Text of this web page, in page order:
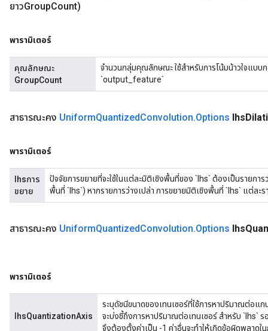
ยาวGroupCount)
พารามิเตอร์
คุณลักษณะ
GroupCount
จำนวนกลุ่มคุณลักษณะ ใช้สำหรับการโน้มน้าวใจแบ
`output_feature`
สาธารณะคง UniformQuantizedConvolution.Options lhs
พารามิเตอร์
lhsการ
ขยาย
ปัจจัยการขยายที่จะใช้ในแต่ละมิติเชิงพื้นที่ของ `lhs` ต้องเป็นรายกา
พื้นที่ `lhs`) หากรายการว่างเปล่า การขยายมิติเชิงพื้นที่ `lhs` แต่ละร
สาธารณะคง UniformQuantizedConvolution.Options lhs
พารามิเตอร์
lhsQuantizationAxis
ระบุดัชนีขนาดของเทนเซอร์ที่ใช้การหาปริมาณต่อแ
จะบ่งชี้ถึงการหาปริมาณต่อเทนเซอร์ สำหรับ `lhs`
จึงต้องตั้งค่าเป็น -1 ค่าอื่นจะทำให้เกิดข้อผิดพลาดใ